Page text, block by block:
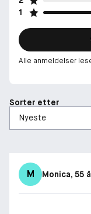
1
Alle anmeldelser
Sorter etter
M Monica, 55